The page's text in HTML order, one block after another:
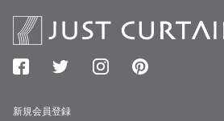
新規会員登録